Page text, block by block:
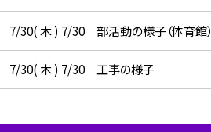
7/30( 木 ) 7/30 部活動の様子（体育館）
7/30( 木 ) 7/30 工事の様子